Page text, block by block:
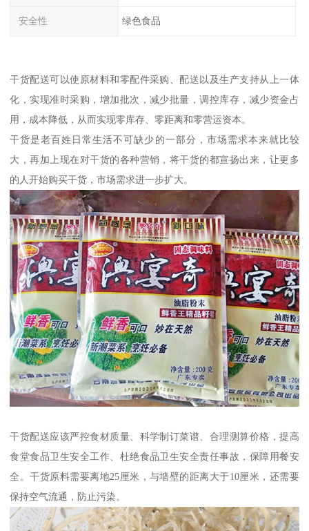
安全性 绿色食品
干货配送可以使原材料和零配件采购、配送以及生产支持从上一体
化，实现准时采购，增加批次，减少批量，调控库存，减少资金占
用，成本降低，从而实现零库存、零距离和零营运资本。
干货是老百姓日常生活不可缺少的一部分，市场需求本来就比较
大，再加上现在对干货的各种营销，将干货的都宣扬出来，让更多
的人开始购买干货，市场需求进一步扩大。
干货配送应该严控食材质量、科学制订菜谱、合理测算价格，提高
食堂食品卫生安全工作、杜绝食品卫生安全责任事故，保障用餐安
全。干货原料需要离地25厘米，与墙壁的距离大于10厘米，还需要
保持空气流通，防止污染。